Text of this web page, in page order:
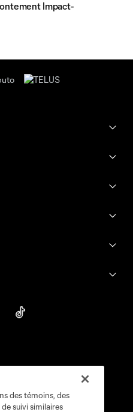
Impact-
des témoins, des
suivi similaires